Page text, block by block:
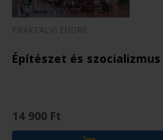
Építészet és szocializmus
14 900 Ft